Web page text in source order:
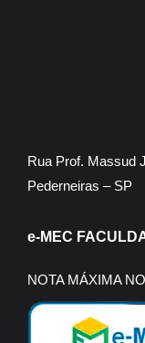
Rua Prof. Massud
Pederneiras – SP
e-MEC
NOTA MÁXIMA NO